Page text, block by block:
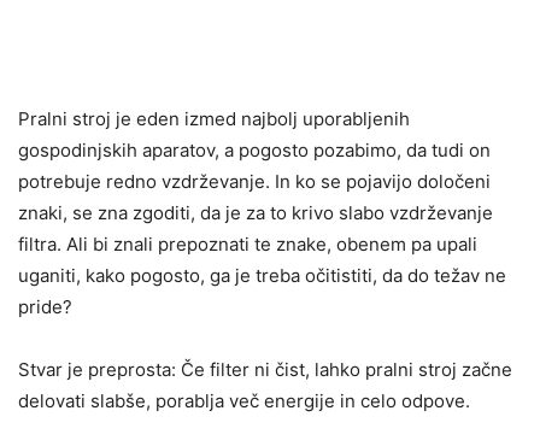
Pralni stroj je eden izmed najbolj uporabljenih
gospodinjskih aparatov, a pogosto pozabimo, da tudi on
potrebuje redno vzdrževanje. In ko se pojavijo določeni
znaki, se zna zgoditi, da je za to krivo slabo vzdrževanje
filtra. Ali bi znali prepoznati te znake, obenem pa upali
uganiti, kako pogosto, ga je treba očitistiti, da do težav ne
pride?
Stvar je preprosta: Če filter ni čist, lahko pralni stroj začne
delovati slabše, porablja več energije in celo odpove.